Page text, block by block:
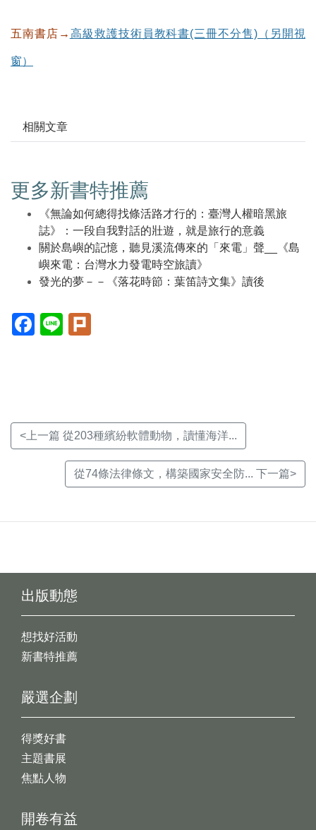
五南書店→ 高級救護技術員教科書(三冊不分售)（另開視
窗）
相關文章
更多新書特推薦
《無論如何總得找條活路才行的：臺灣人權暗黑旅
誌》：一段自我對話的壯遊，就是旅行的意義
關於島嶼的記憶，聽見溪流傳來的「來電」聲__《島
嶼來電：台灣水力發電時空旅讀》
發光的夢－－《落花時節：葉笛詩文集》讀後
Facebook(另
開
Line(另
開
<上一篇 從203種繽紛軟體動物，讀懂海洋...
從74條法律條文，構築國家安全防... 下一篇>
出版動態
想找好活動
新書特推薦
開卷有益
嚴選企劃
得獎好書
主題書展
焦點人物